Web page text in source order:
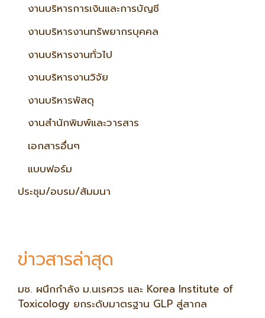
งานบริหารการเงินและการบัญชี
งานบริหารงานทรัพยากรบุคคล
งานบริหารงานทั่วไป
งานบริหารงานวิจัย
งานบริหารพัสดุ
งานสำนักพิมพ์และวารสาร
เอกสารอื่นๆ
แบบฟอร์ม
ประชุม/อบรม/สัมมนา
ข่าวสารล่าสุด
มช. ผนึกกำลัง ม.นเรศวร และ Korea Institute of
Toxicology ยกระดับมาตรฐาน GLP สู่สากล